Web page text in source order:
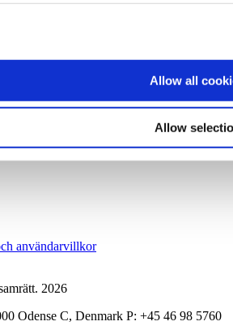
Allow all
Allow
användarvillkor
2026
Odense C, Denmark P: +45 46 98 5760